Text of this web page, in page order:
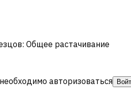
: Общее растачивание
авторизоваться